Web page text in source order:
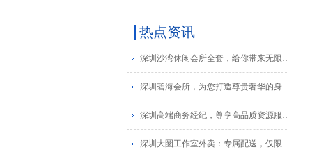
热点资讯
深圳沙湾休闲会所全套，给你带来无限欢愉！
深圳碧海会所，为您打造尊贵奢华的身心融合！
深圳高端商务经纪，尊享高品质资源服务_1
深圳大圈工作室外卖：专属配送，仅限福田区